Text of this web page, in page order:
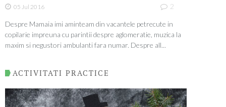
05 Jul 2016 2
Despre Mamaia imi aminteam din vacantele petrecute in
copilarie impreuna cu parintii despre aglomeratie, muzica la
maxim si negustori ambulanti fara numar. Despre all...
ACTIVITATI PRACTICE